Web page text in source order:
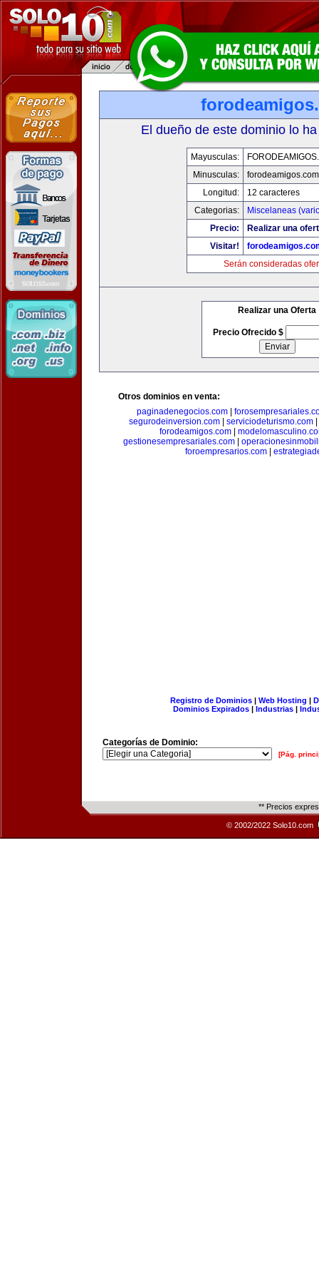
El dueño de este dominio lo
Mayusculas:
Minusculas:
forodeamigos.com
Longitud:
12 caracteres
Categorias:
Miscelaneas
Precio:
Realizar una
Visitar!
Serán consideradas
Realizar una Oferta
Precio Ofrecido $
Otros dominios en venta:
paginadenegocios.com
segurodeinversion.com| serviciodeturismo.com|
forodeamigos.com
gestionesempresariales.com
foroempresarios.com
Registro de Dominios| Web Hosting |
Dominios Expirados | Industrias |
Categorías de Dominio:
[Pág.
** Precios
© 2002/2022 Solo10.com